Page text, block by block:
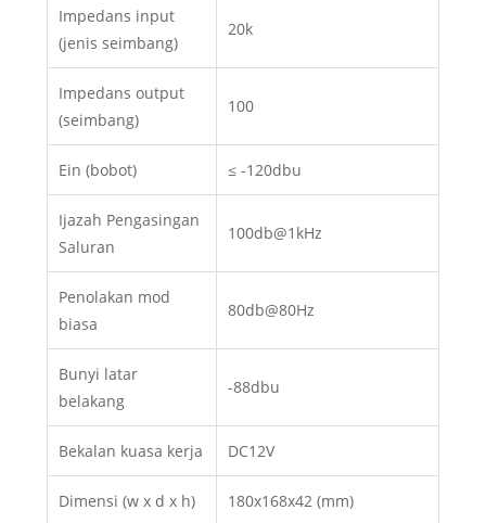
Impedans input
(jenis seimbang)
20k
Impedans output
(seimbang)
100
Ein (bobot) ≤ -120dbu
Ijazah Pengasingan
Saluran
100db@1kHz
Penolakan mod
biasa
80db@80Hz
Bunyi latar
belakang
-88dbu
Bekalan kuasa kerja DC12V
Dimensi (w x d x h) 180x168x42 (mm)